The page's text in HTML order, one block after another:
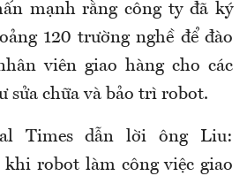
mạnh rằng công ty đã ký
120 trường nghề để đào
viên giao hàng cho các
sửa chữa và bảo trì robot.
Times dẫn lời ông Liu:
robot làm công việc giao